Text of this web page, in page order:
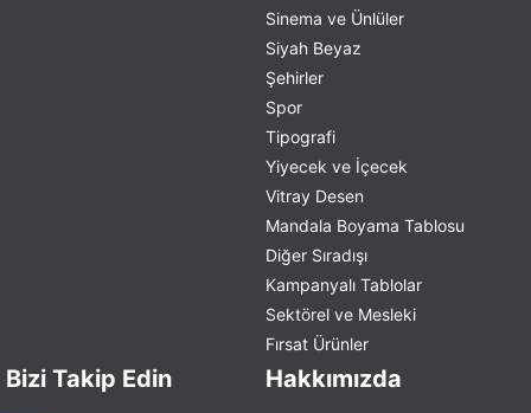
Sinema ve Ünlüler
Siyah Beyaz
Şehirler
Spor
Tipografi
Yiyecek ve İçecek
Vitray Desen
Mandala Boyama Tablosu
Diğer Sıradışı
Kampanyalı Tablolar
Sektörel ve Mesleki
Fırsat Ürünler
Bizi Takip Edin Hakkımızda